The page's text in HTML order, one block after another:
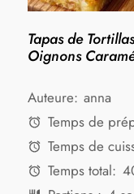
Tapas de
Oignons
Auteure: anna
Temps de
Temps de
Temps total: